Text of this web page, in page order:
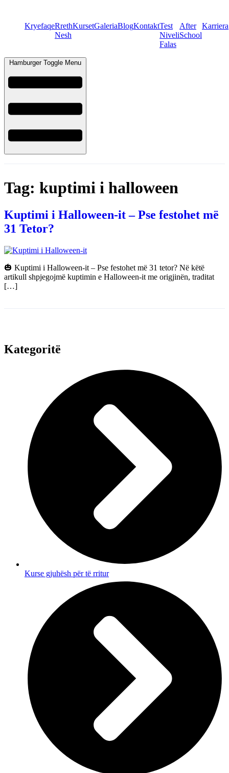
KryefaqeRreth
Nesh
KursetGaleriaBlogKontaktTest
Niveli
Falas
After
School
Karriera
Hamburger Toggle Menu
Tag: kuptimi i halloween
Kuptimi i Halloween-it – Pse festohet më
31 Tetor?
🎃 Kuptimi i Halloween-it – Pse festohet më 31 tetor? Në këtë
artikull shpjegojmë kuptimin e Halloween-it me origjinën, traditat
[…]
Kategoritë
Kurse gjuhësh për të rritur